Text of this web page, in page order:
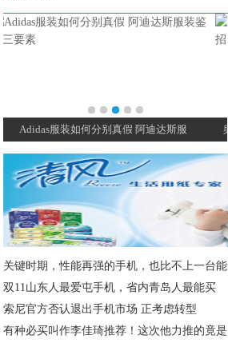
舆情丨失落的国货个护品牌如何翻盘？看招儿
关键时期，性能再强的手机，也比不上一台能
双11山东人最爱屯手机，省内青岛人最能买
索尼官方否认退出手机市场 正考虑转型
有种必买叫作李佳琦推荐！这次他力推的竟是